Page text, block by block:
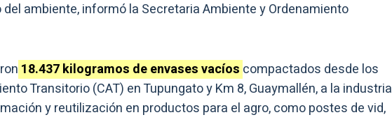
ambiente, informó la Secretaria Ambiente y Ordenamiento
18.437 kilogramos de envases vacíos compactados desde los
Transitorio (CAT) en Tupungato y Km 8, Guaymallén, a la industria
y reutilización en productos para el agro, como postes de vid,